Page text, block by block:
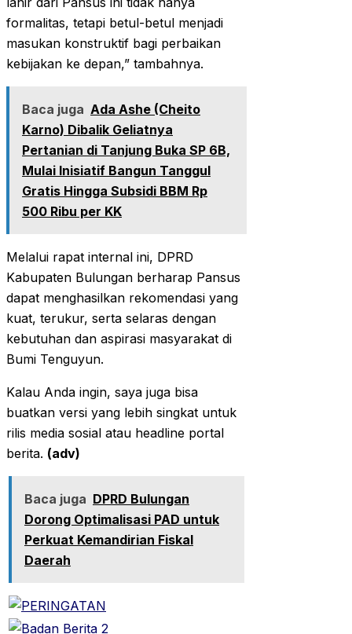
formalitas, tetapi betul-betul menjadi
masukan konstruktif bagi perbaikan
kebijakan ke depan,” tambahnya.
Baca juga Ada Ashe (Cheito
Karno) Dibalik Geliatnya
Pertanian di Tanjung Buka SP 6B,
Mulai Inisiatif Bangun Tanggul
Gratis Hingga Subsidi BBM Rp
500 Ribu per KK
Melalui rapat internal ini, DPRD
Kabupaten Bulungan berharap Pansus
dapat menghasilkan rekomendasi yang
kuat, terukur, serta selaras dengan
kebutuhan dan aspirasi masyarakat di
Bumi Tenguyun.
Kalau Anda ingin, saya juga bisa
buatkan versi yang lebih singkat untuk
rilis media sosial atau headline portal
berita. (adv)
Baca juga DPRD Bulungan
Dorong Optimalisasi PAD untuk
Perkuat Kemandirian Fiskal
Daerah